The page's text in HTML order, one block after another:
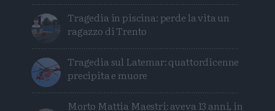
Tragedia in piscina: perde la vita un
ragazzo di Trento
Tragedia sul Latemar: quattordicenne
precipita e muore
Morto Mattia Maestri: aveva 13 anni, in